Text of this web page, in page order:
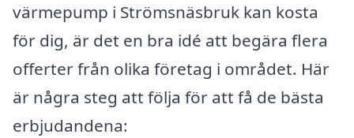
värmepump i Strömsnäsbruk kan kosta
för dig, är det en bra idé att begära flera
offerter från olika företag i området. Här
är några steg att följa för att få de bästa
erbjudandena: